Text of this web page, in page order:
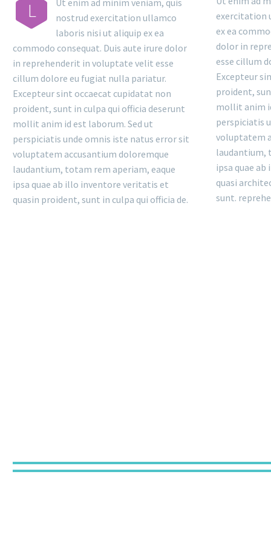
L
nostrud exercitation ullamco
laboris nisi ut aliquip ex ea
commodo consequat. Duis aute irure dolor
in reprehenderit in voluptate velit esse
cillum dolore eu fugiat nulla pariatur.
Excepteur sint occaecat cupidatat non
proident, sunt in culpa qui officia deserunt
mollit anim id est laborum. Sed ut
perspiciatis unde omnis iste natus error sit
voluptatem accusantium doloremque
laudantium, totam rem aperiam, eaque
ipsa quae ab illo inventore veritatis et
quasin proident, sunt in culpa qui officia de.
exercitation
ex ea
dolor in
esse cillum
Excepteur
proident,
mollit anim
perspiciatis
voluptatem
laudantium,
ipsa quae
quasi
sunt.